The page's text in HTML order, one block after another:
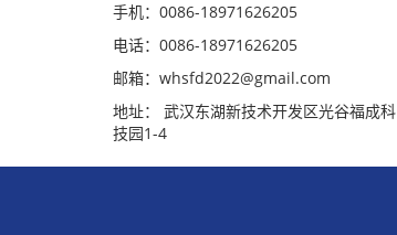
手机：0086-18971626205
电话：0086-18971626205
邮箱：whsfd2022@gmail.com
地址： 武汉东湖新技术开发区光谷福成科
技园1-4